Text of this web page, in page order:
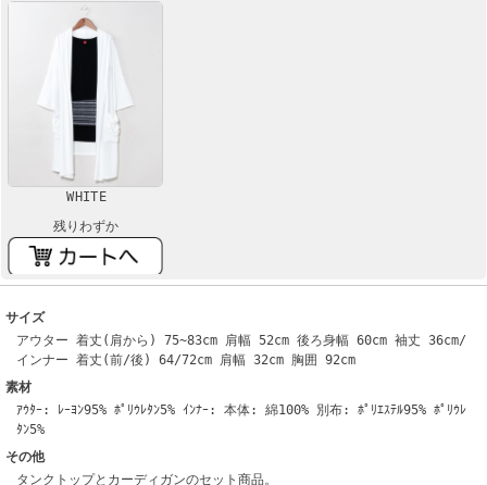
WHITE
残りわずか
サイズ
アウター 着丈(肩から) 75~83cm 肩幅 52cm 後ろ身幅 60cm 袖丈 36cm/
インナー 着丈(前/後) 64/72cm 肩幅 32cm 胸囲 92cm
素材
ｱｳﾀｰ: ﾚｰﾖﾝ95% ﾎﾟﾘｳﾚﾀﾝ5% ｲﾝﾅｰ: 本体: 綿100% 別布: ﾎﾟﾘｴｽﾃﾙ95% ﾎﾟﾘｳﾚ
ﾀﾝ5%
その他
タンクトップとカーディガンのセット商品。